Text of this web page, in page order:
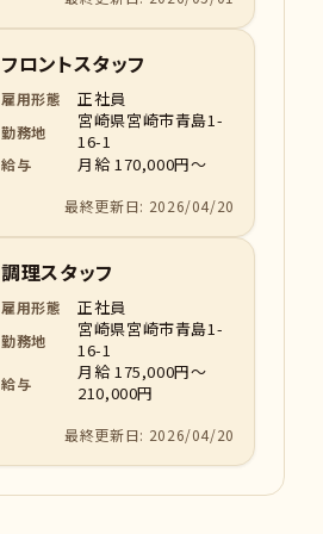
フロントスタッフ
雇用形態 正社員
勤務地
宮崎県宮崎市青島1-
16-1
給与 月給 170,000円～
最終更新日: 2026/04/20
調理スタッフ
雇用形態 正社員
勤務地
宮崎県宮崎市青島1-
16-1
給与
月給 175,000円～
210,000円
最終更新日: 2026/04/20